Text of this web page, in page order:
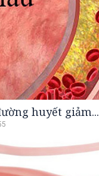
huyết giảm...